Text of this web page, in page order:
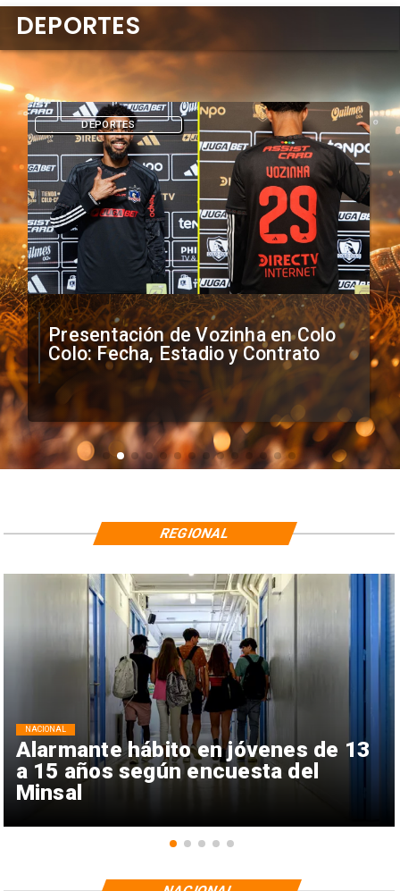
Presentación de Vozinha en Colo
Colo: Fecha, Estadio y Contrato
DEPORTES
DEPORTES
Alarmante hábito en jóvenes de 13
a 15 años según encuesta del
Minsal
NACIONAL
REGIONAL